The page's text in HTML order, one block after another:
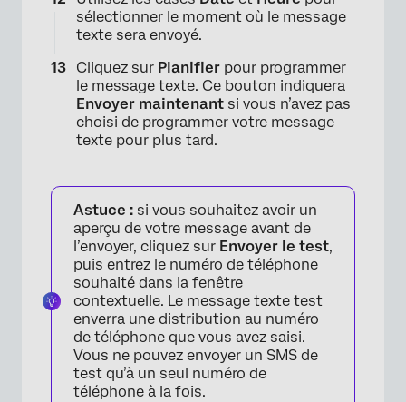
×
sélectionner le moment où le message
texte sera envoyé.
Cliquez sur Planifier pour programmer
le message texte. Ce bouton indiquera
Envoyer maintenant si vous n’avez pas
choisi de programmer votre message
texte pour plus tard.
Astuce : si vous souhaitez avoir un
aperçu de votre message avant de
l’envoyer, cliquez sur Envoyer le test,
puis entrez le numéro de téléphone
souhaité dans la fenêtre
contextuelle. Le message texte test
enverra une distribution au numéro
de téléphone que vous avez saisi.
Vous ne pouvez envoyer un SMS de
test qu’à un seul numéro de
téléphone à la fois.